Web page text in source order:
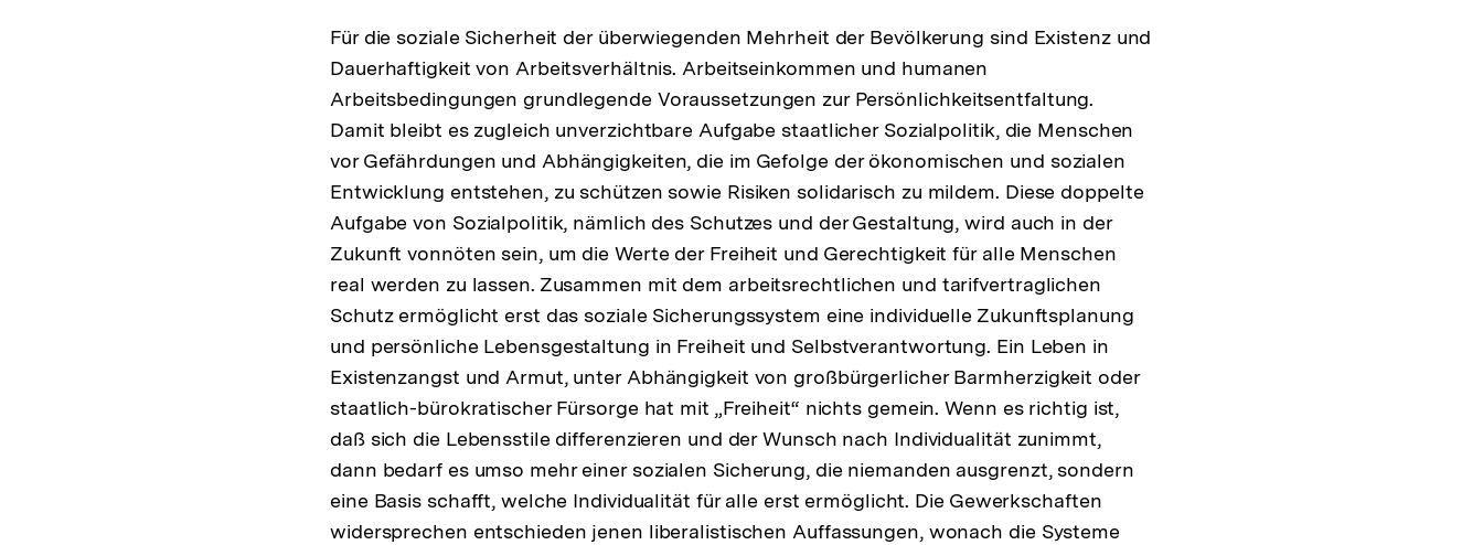
Für die soziale Sicherheit der überwiegenden Mehrheit der Bevölkerung sind Existenz und
Dauerhaftigkeit von Arbeitsverhältnis. Arbeitseinkommen und humanen
Arbeitsbedingungen grundlegende Voraussetzungen zur Persönlichkeitsentfaltung.
Damit bleibt es zugleich unverzichtbare Aufgabe staatlicher Sozialpolitik, die Menschen
vor Gefährdungen und Abhängigkeiten, die im Gefolge der ökonomischen und sozialen
Entwicklung entstehen, zu schützen sowie Risiken solidarisch zu mildem. Diese doppelte
Aufgabe von Sozialpolitik, nämlich des Schutzes und der Gestaltung, wird auch in der
Zukunft vonnöten sein, um die Werte der Freiheit und Gerechtigkeit für alle Menschen
real werden zu lassen. Zusammen mit dem arbeitsrechtlichen und tarifvertraglichen
Schutz ermöglicht erst das soziale Sicherungssystem eine individuelle Zukunftsplanung
und persönliche Lebensgestaltung in Freiheit und Selbstverantwortung. Ein Leben in
Existenzangst und Armut, unter Abhängigkeit von großbürgerlicher Barmherzigkeit oder
staatlich-bürokratischer Fürsorge hat mit „Freiheit“ nichts gemein. Wenn es richtig ist,
daß sich die Lebensstile differenzieren und der Wunsch nach Individualität zunimmt,
dann bedarf es umso mehr einer sozialen Sicherung, die niemanden ausgrenzt, sondern
eine Basis schafft, welche Individualität für alle erst ermöglicht. Die Gewerkschaften
widersprechen entschieden jenen liberalistischen Auffassungen, wonach die Systeme